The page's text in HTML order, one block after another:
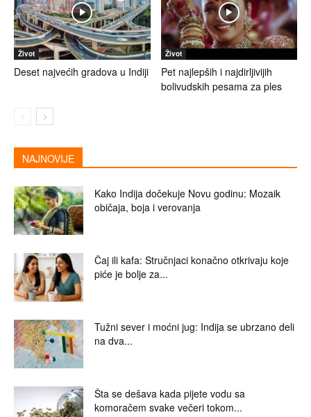
Život
Deset najvećih gradova u Indiji
Život
Pet najlepših i najdirljivijih
bolivudskih pesama za ples
NAJNOVIJE
Kako Indija dočekuje Novu godinu: Mozaik
običaja, boja i verovanja
Čaj ili kafa: Stručnjaci konačno otkrivaju koje
piće je bolje za...
Tužni sever i moćni jug: Indija se ubrzano deli
na dva...
Šta se dešava kada pijete vodu sa
komoračem svake večeri tokom...